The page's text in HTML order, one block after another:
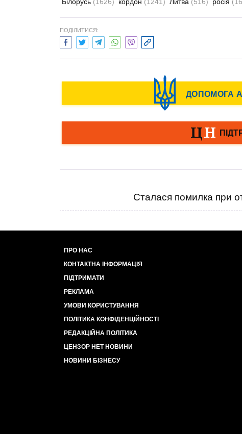
ПОДІЛИТИСЯ:
Сталася помилка при
ПРО НАС
КОНТАКТНА ІНФОРМАЦІЯ
ПІДТРИМАТИ
РЕКЛАМА
УМОВИ КОРИСТУВАННЯ
ПОЛІТИКА КОНФІДЕНЦІЙНОСТІ
РЕДАКЦІЙНА ПОЛІТИКА
ЦЕНЗОР НЕТ НОВИНИ
НОВИНИ БІЗНЕСУ